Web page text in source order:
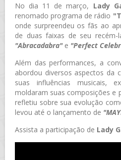
No dia 11 de março, Lady
renomado programa de rádio
onde surpreendeu os fãs ao
de duas faixas de seu recém-
"Abracadabra"e "Perfect
Além das performances, a
abordou diversos aspectos da
suas influências musicais,
moldaram suas composições e
refletiu sobre sua evolução
levou até o lançamento de
Assista a participação de Lady